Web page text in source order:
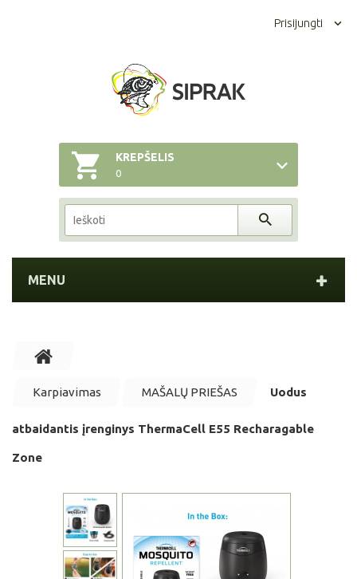
Prisijungti
KREPŠELIS
0
MENU
Karpiavimas MAŠALŲ PRIEŠAS Uodus
atbaidantis įrenginys ThermaCell E55 Recharagable
Zone